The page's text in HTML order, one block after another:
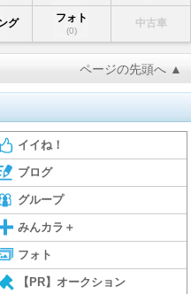
グ フォト
(0)
中古車
ページの先頭へ ▲
イイね！
ブログ
グループ
みんカラ＋
フォト
【PR】オークション